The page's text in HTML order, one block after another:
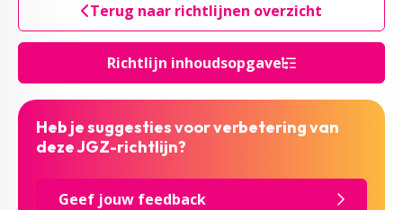
Richtlijn inhoudsopgave
Terug naar richtlijnen overzicht
Heb je suggesties voor verbetering van
deze JGZ-richtlijn?
Geef jouw feedback